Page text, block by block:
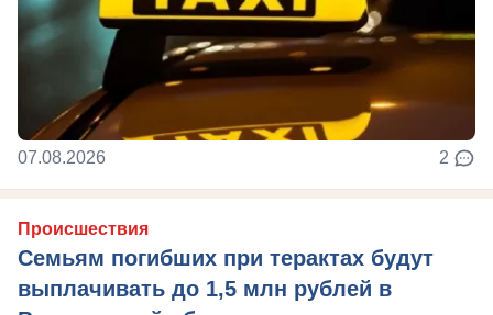
07.08.2026 2
Происшествия
Семьям погибших при терактах будут
выплачивать до 1,5 млн рублей в